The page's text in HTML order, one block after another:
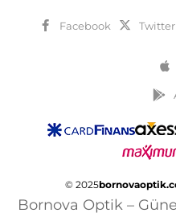
Facebook Twitter
© 2025
Bornova Optik –